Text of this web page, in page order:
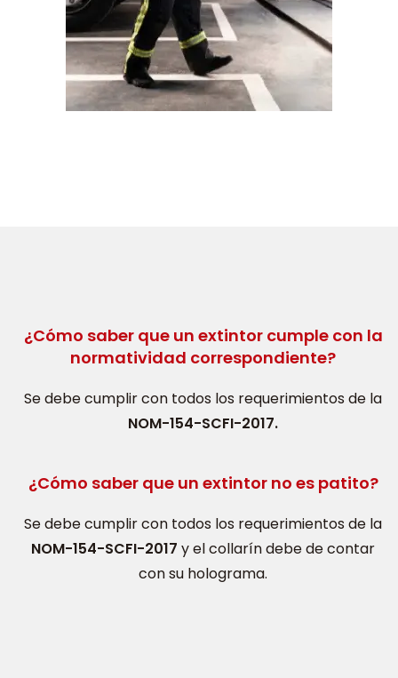
¿Cómo saber que un extintor cumple con la
normatividad correspondiente?
Se debe cumplir con todos los requerimientos de la
NOM-154-SCFI-2017.
¿Cómo saber que un extintor no es patito?
Se debe cumplir con todos los requerimientos de la
NOM-154-SCFI-2017 y el collarín debe de contar
con su holograma.